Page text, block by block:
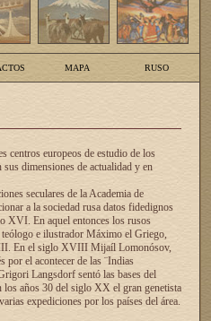
MAPA RUSO
centros europeos de estudio de los
dimensiones de actualidad y en
seculares de la Academia de
a la sociedad rusa datos fidedignos
XVI. En aquel entonces los rusos
e ilustrador Máximo el Griego,
En el siglo XVIII Mijaíl Lomonósov,
por el acontecer de las ¨Indias
Langsdorf sentó las bases del
años 30 del siglo XX el gran genetista
expediciones por los países del área.